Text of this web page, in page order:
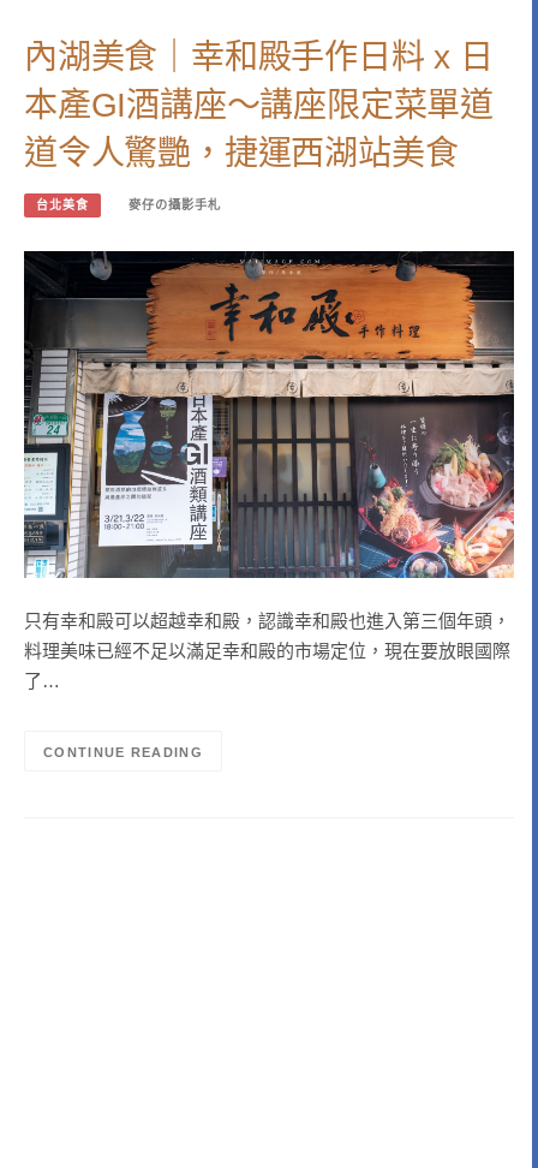
內湖美食｜幸和殿手作日料 x 日
本產GI酒講座～講座限定菜單道
道令人驚艷，捷運西湖站美食
台北美食 麥仔の攝影手札
只有幸和殿可以超越幸和殿，認識幸和殿也進入第三個年頭，
料理美味已經不足以滿足幸和殿的市場定位，現在要放眼國際
了…
CONTINUE READING